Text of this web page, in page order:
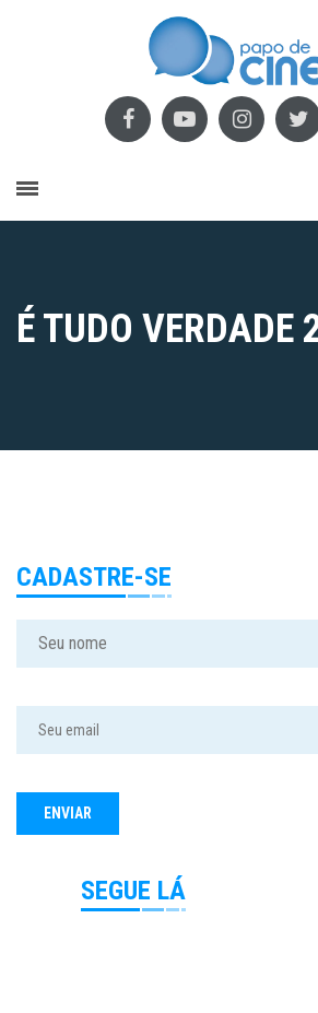
É TUDO VERDADE
CADASTRE-SE
SEGUE LÁ